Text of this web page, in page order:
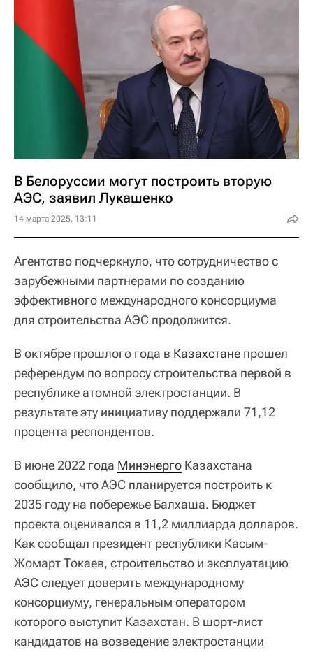
В Белоруссии могут построить вторую
АЭС, заявил Лукашенко
14 марта 2025, 13:11
Агентство подчеркнуло, что сотрудничество с
зарубежными партнерами по созданию
эффективного международного консорциума
для строительства АЭС продолжится.
В октябре прошлого года в Казахстане прошел
референдум по вопросу строительства первой в
республике атомной электростанции. В
результате эту инициативу поддержали 71,12
процента респондентов.
В июне 2022 года Минэнерго Казахстана
сообщило, что АЭС планируется построить к
2035 году на побережье Балхаша. Бюджет
проекта оценивался в 11,2 миллиарда долларов.
Как сообщал президент республики Касым-
Жомарт Токаев, строительство и эксплуатацию
АЭС следует доверить международному
консорциуму, генеральным оператором
которого выступит Казахстан. В шорт-лист
кандидатов на возведение электростанции